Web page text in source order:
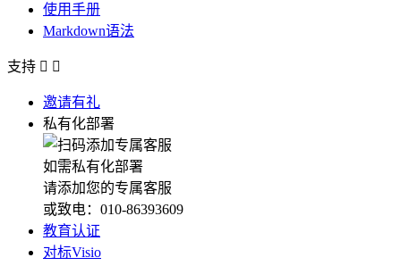
使用手册
Markdown语法
支持  
邀请有礼
私有化部署
如需私有化部署
请添加您的专属客服
或致电：010-86393609
教育认证
对标Visio